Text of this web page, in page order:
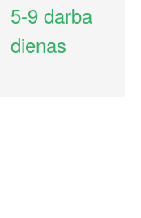
5-9 darba
dienas